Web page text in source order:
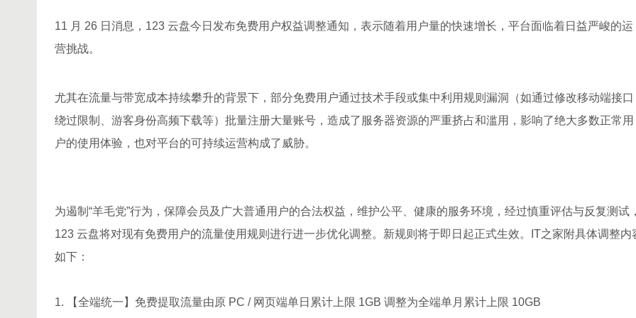
11 月 26 日消息，123 云盘今日发布免费用户权益调整通知，表示随着用户量的快速增长，平台面临着日益严峻的运
营挑战。
尤其在流量与带宽成本持续攀升的背景下，部分免费用户通过技术手段或集中利用规则漏洞（如通过修改移动端接口
绕过限制、游客身份高频下载等）批量注册大量账号，造成了服务器资源的严重挤占和滥用，影响了绝大多数正常用
户的使用体验，也对平台的可持续运营构成了威胁。
为遏制“羊毛党”行为，保障会员及广大普通用户的合法权益，维护公平、健康的服务环境，经过慎重评估与反复测试
123 云盘将对现有免费用户的流量使用规则进行进一步优化调整。新规则将于即日起正式生效。IT之家附具体调整内
如下：
1. 【全端统一】免费提取流量由原 PC / 网页端单日累计上限 1GB 调整为全端单月累计上限 10GB